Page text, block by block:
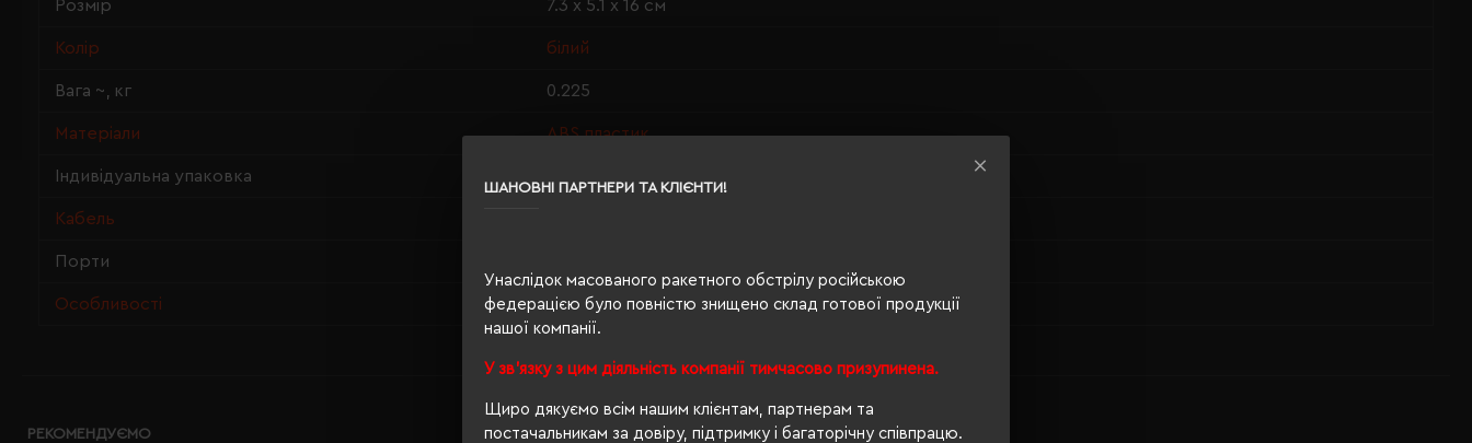
ШАНОВНІ ПАРТНЕРИ ТА КЛІЄНТИ!
Унаслідок масованого ракетного обстрілу російською
федерацією було повністю знищено склад готової продукції
нашої компанії.
У зв'язку з цим діяльність компанії тимчасово призупинена.
Щиро дякуємо всім нашим клієнтам, партнерам та
постачальникам за довіру, підтримку і багаторічну співпрацю.
Розмір 7.3 х 5.1 х 16 см
Колір білий
Вага ~, кг 0.225
Матеріали ABS пластик
Індивідуальна упаковка
Кабель
Порти
Особливості 3 режими світла, регулювання 180°/ 360°, LED
РЕКОМЕНДУЄМО